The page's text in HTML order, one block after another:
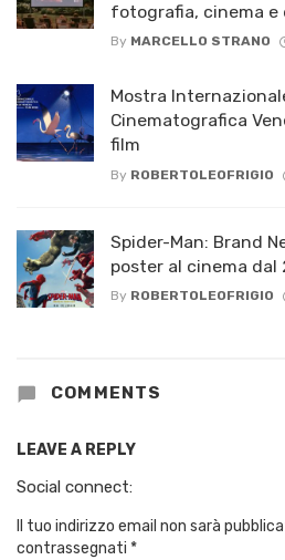
fotografia, cinema e
By MARCELLO STRANO
Mostra
Cinematografica
film
By ROBERTOLEOFRIGIO
Spider-Man: Brand
poster al cinema dal
By ROBERTOLEOFRIGIO
COMMENTS
LEAVE A REPLY
Social connect:
Il tuo indirizzo email non sarà
contrassegnati *